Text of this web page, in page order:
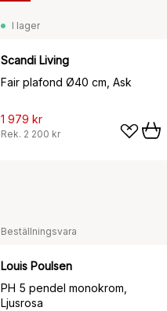
I lager
Scandi Living
Fair plafond Ø40 cm, Ask
1 979 kr
Rek. 2 200 kr
Beställningsvara
Louis Poulsen
PH 5 pendel monokrom,
Ljusrosa